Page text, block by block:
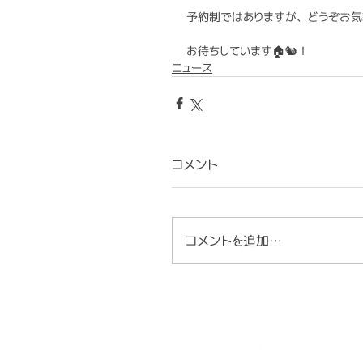
予約制ではありますが、どうぞお
お待ちしています🏠🐿️！
ニュース
コメント
コメントを追加…